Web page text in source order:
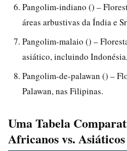
Pangolim-indiano () –
áreas arbustivas da Índia e
Pangolim-malaio () –
asiático, incluindo
Pangolim-de-palawan () –
Palawan, nas Filipinas.
Uma Tabela
Africanos vs. Asiáticos